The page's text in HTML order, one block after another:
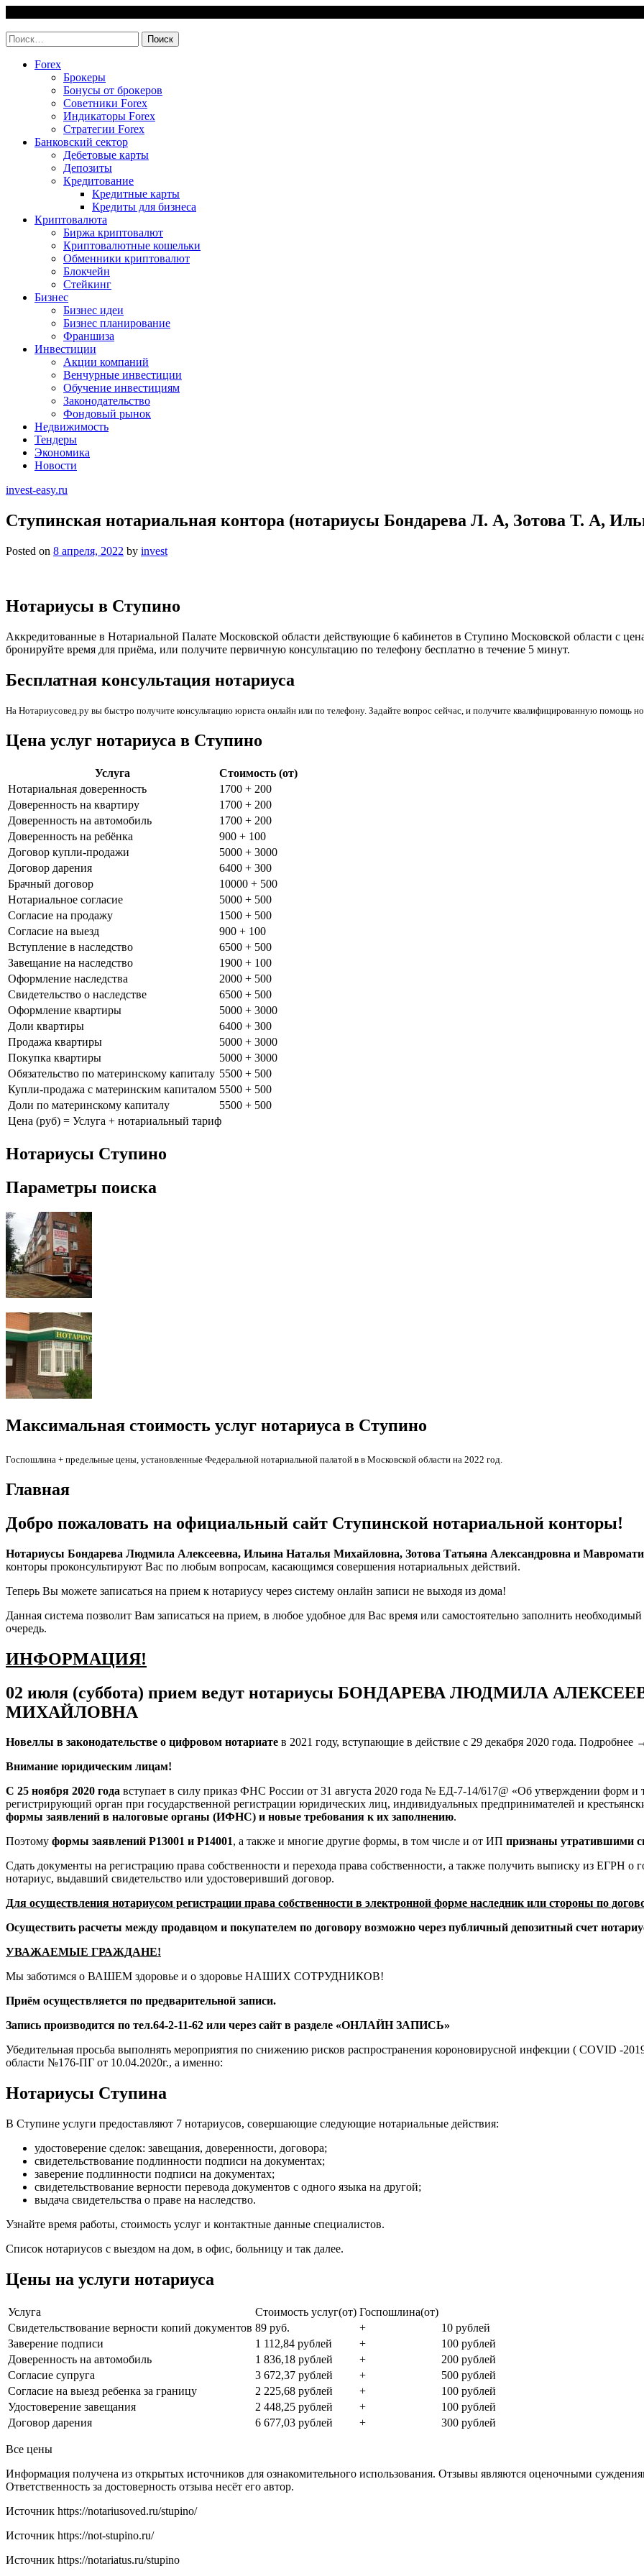
content
Найти:
Forex
Брокеры
Бонусы от брокеров
Советники Forex
Индикаторы Forex
Стратегии Forex
Банковский сектор
Дебетовые карты
Депозиты
Кредитование
Кредитные карты
Кредиты для бизнеса
Криптовалюта
Биржа криптовалют
Криптовалютные кошельки
Обменники криптовалют
Блокчейн
Стейкинг
Бизнес
Бизнес идеи
Бизнес планирование
Франшиза
Инвестиции
Акции компаний
Венчурные инвестиции
Обучение инвестициям
Законодательство
Фондовый рынок
Недвижимость
Тендеры
Экономика
Новости
invest-easy.ru
Ступинская нотариальная контора (нотариусы Бондарева Л. А, Зотова Т. А,
Posted on 8 апреля, 2022 by invest
Нотариусы в Ступино
Аккредитованные в Нотариальной Палате Московской области действующие 6 кабинетов в Ступино Московской области с
бронируйте время для приёма, или получите первичную консультацию по телефону бесплатно в течение 5 минут.
Бесплатная консультация нотариуса
На Нотариусовед.ру вы быстро получите консультацию юриста онлайн или по телефону. Задайте вопрос сейчас, и получите квалифицированную помощь
Цена услуг нотариуса в Ступино
Услуга
Стоимость (от)
Нотариальная доверенность
1700 + 200
Доверенность на квартиру
1700 + 200
Доверенность на автомобиль
1700 + 200
Доверенность на ребёнка
900 + 100
Договор купли-продажи
5000 + 3000
Договор дарения
6400 + 300
Брачный договор
10000 + 500
Нотариальное согласие
5000 + 500
Согласие на продажу
1500 + 500
Согласие на выезд
900 + 100
Вступление в наследство
6500 + 500
Завещание на наследство
1900 + 100
Оформление наследства
2000 + 500
Свидетельство о наследстве
6500 + 500
Оформление квартиры
5000 + 3000
Доли квартиры
6400 + 300
Продажа квартиры
5000 + 3000
Покупка квартиры
5000 + 3000
Обязательство по материнскому капиталу 5500 + 500
Купли-продажа с материнским капиталом 5500 + 500
Доли по материнскому капиталу
5500 + 500
Цена (руб) = Услуга + нотариальный тариф
Нотариусы Ступино
Параметры поиска
Максимальная стоимость услуг нотариуса в Ступино
Госпошлина + предельные цены, установленные Федеральной нотариальной палатой в в Московской области на 2022 год.
Главная
Добро пожаловать на официальный сайт Ступинской нотариальной конторы!
Нотариусы Бондарева Людмила Алексеевна, Ильина Наталья Михайловна, Зотова Татьяна Александровна и
конторы проконсультируют Вас по любым вопросам, касающимся совершения нотариальных действий.
Теперь Вы можете записаться на прием к нотариусу через систему онлайн записи не выходя из дома!
Данная система позволит Вам записаться на прием, в любое удобное для Вас время или самостоятельно заполнить
очередь.
ИНФОРМАЦИЯ!
02 июля (суббота) прием ведут нотариусы БОНДАРЕВА ЛЮДМИЛА
МИХАЙЛОВНА
Новеллы в законодательстве о цифровом нотариате в 2021 году, вступающие в действие с 29 декабря 2020 года. Подробнее
Внимание юридическим лицам!
С 25 ноября 2020 года вступает в силу приказ ФНС России от 31 августа 2020 года № ЕД-7-14/617@ «Об утверждении форм
регистрирующий орган при государственной регистрации юридических лиц, индивидуальных предпринимателей и
формы заявлений в налоговые органы (ИФНС) и новые требования к их заполнению.
Поэтому формы заявлений Р13001 и Р14001, а также и многие другие формы, в том числе и от ИП признаны утратившими
Сдать документы на регистрацию права собственности и перехода права собственности, а также получить выписку из ЕГРН о
нотариус, выдавший свидетельство или удостоверивший договор.
Для осуществления нотариусом регистрации права собственности в электронной форме наследник или стороны по
Осуществить расчеты между продавцом и покупателем по договору возможно через публичный депозитный счет
УВАЖАЕМЫЕ ГРАЖДАНЕ!
Мы заботимся о ВАШЕМ здоровье и о здоровье НАШИХ СОТРУДНИКОВ!
Приём осуществляется по предварительной записи.
Запись производится по тел.64-2-11-62 или через сайт в разделе «ОНЛАЙН ЗАПИСЬ»
Убедительная просьба выполнять мероприятия по снижению рисков распространения короновирусной инфекции ( COVID -
области №176-ПГ от 10.04.2020г., а именно:
Нотариусы Ступина
В Ступине услуги предоставляют 7 нотариусов, совершающие следующие нотариальные действия:
удостоверение сделок: завещания, доверенности, договора;
свидетельствование подлинности подписи на документах;
заверение подлинности подписи на документах;
свидетельствование верности перевода документов с одного языка на другой;
выдача свидетельства о праве на наследство.
Узнайте время работы, стоимость услуг и контактные данные специалистов.
Список нотариусов с выездом на дом, в офис, больницу и так далее.
Цены на услуги нотариуса
Услуга Стоимость услуг(от) Госпошлина(от)
Свидетельствование верности копий документов 89 руб. +
10 рублей
Заверение подписи
1 112,84 рублей +
100 рублей
Доверенность на автомобиль
1 836,18 рублей +
200 рублей
Согласие супруга
3 672,37 рублей +
500 рублей
Согласие на выезд ребенка за границу
2 225,68 рублей +
100 рублей
Удостоверение завещания
2 448,25 рублей +
100 рублей
Договор дарения
6 677,03 рублей + 300 рублей
Все цены
Информация получена из открытых источников для ознакомительного использования. Отзывы являются оценочными
Ответственность за достоверность отзыва несёт его автор.
Источник https://notariusoved.ru/stupino/
Источник https://not-stupino.ru/
Источник https://notariatus.ru/stupino